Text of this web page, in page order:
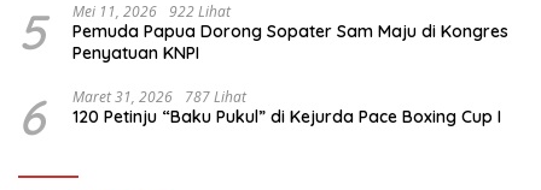
5 Mei 11, 2026 922 Lihat
Pemuda Papua Dorong Sopater Sam Maju di Kongres
Penyatuan KNPI
6 Maret 31, 2026 787 Lihat
120 Petinju “Baku Pukul” di Kejurda Pace Boxing Cup I